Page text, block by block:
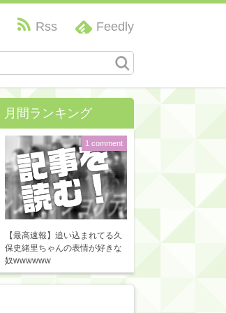
Rss Feedly
月間ランキング
【最高速報】追い込まれてる久
保史緒里ちゃんの表情が好きな
奴wwwwww
1 comment